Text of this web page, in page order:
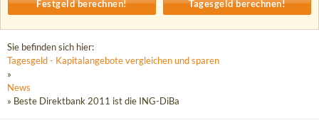
Sie befinden sich hier:
Tagesgeld - Kapitalangebote vergleichen und sparen
»
News
» Beste Direktbank 2011 ist die ING-DiBa